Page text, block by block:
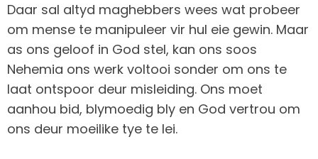
Daar sal altyd maghebbers wees wat probeer
om mense te manipuleer vir hul eie gewin. Maar
as ons geloof in God stel, kan ons soos
Nehemia ons werk voltooi sonder om ons te
laat ontspoor deur misleiding. Ons moet
aanhou bid, blymoedig bly en God vertrou om
ons deur moeilike tye te lei.